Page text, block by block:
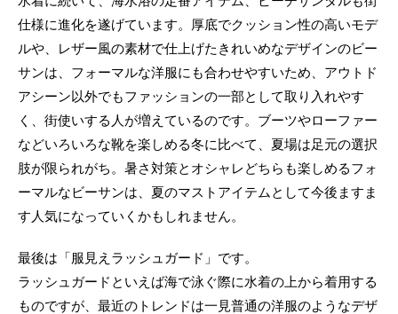
仕様に進化を遂げています。厚底でクッション性の高いモデ
ルや、レザー風の素材で仕上げたきれいめなデザインのビー
サンは、フォーマルな洋服にも合わせやすいため、アウトド
アシーン以外でもファッションの一部として取り入れやす
く、街使いする人が増えているのです。ブーツやローファー
などいろいろな靴を楽しめる冬に比べて、夏場は足元の選択
肢が限られがち。暑さ対策とオシャレどちらも楽しめるフォ
ーマルなビーサンは、夏のマストアイテムとして今後ますま
す人気になっていくかもしれません。
最後は「服見えラッシュガード」です。
ラッシュガードといえば海で泳ぐ際に水着の上から着用する
ものですが、最近のトレンドは一見普通の洋服のようなデザ